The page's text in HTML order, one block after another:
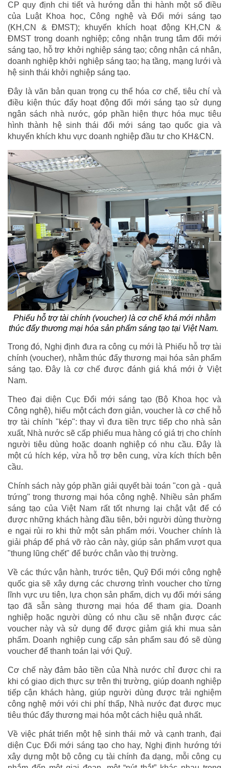
CP quy định chi tiết và hướng dẫn thi hành một số điều
của Luật Khoa học, Công nghệ và Đổi mới sáng tạo
(KH,CN & ĐMST); khuyến khích hoạt động KH,CN &
ĐMST trong doanh nghiệp; công nhận trung tâm đổi mới
sáng tạo, hỗ trợ khởi nghiệp sáng tạo; công nhận cá nhân,
doanh nghiệp khởi nghiệp sáng tạo; hạ tầng, mạng lưới và
hệ sinh thái khởi nghiệp sáng tạo.
Đây là văn bản quan trọng cụ thể hóa cơ chế, tiêu chí và
điều kiện thúc đẩy hoạt động đổi mới sáng tạo sử dụng
ngân sách nhà nước, góp phần hiện thực hóa mục tiêu
hình thành hệ sinh thái đổi mới sáng tạo quốc gia và
khuyến khích khu vực doanh nghiệp đầu tư cho KH&CN.
Phiếu hỗ trợ tài chính (voucher) là cơ chế khá mới nhằm
thúc đẩy thương mại hóa sản phẩm sáng tạo tại Việt Nam.
Trong đó, Nghị định đưa ra công cụ mới là Phiếu hỗ trợ tài
chính (voucher), nhằm thúc đẩy thương mại hóa sản phẩm
sáng tạo. Đây là cơ chế được đánh giá khá mới ở Việt
Nam.
Theo đại diện Cục Đổi mới sáng tạo (Bộ Khoa học và
Công nghệ), hiểu một cách đơn giản, voucher là cơ chế hỗ
trợ tài chính "kép": thay vì đưa tiền trực tiếp cho nhà sản
xuất, Nhà nước sẽ cấp phiếu mua hàng có giá trị cho chính
người tiêu dùng hoặc doanh nghiệp có nhu cầu. Đây là
một cú hích kép, vừa hỗ trợ bên cung, vừa kích thích bên
cầu.
Chính sách này góp phần giải quyết bài toán "con gà - quả
trứng" trong thương mại hóa công nghệ. Nhiều sản phẩm
sáng tạo của Việt Nam rất tốt nhưng lại chật vật để có
được những khách hàng đầu tiên, bởi người dùng thường
e ngại rủi ro khi thử một sản phẩm mới. Voucher chính là
giải pháp để phá vỡ rào cản này, giúp sản phẩm vượt qua
"thung lũng chết" để bước chân vào thị trường.
Về các thức vận hành, trước tiên, Quỹ Đổi mới công nghệ
quốc gia sẽ xây dựng các chương trình voucher cho từng
lĩnh vực ưu tiên, lựa chọn sản phẩm, dịch vụ đổi mới sáng
tạo đã sẵn sàng thương mại hóa để tham gia. Doanh
nghiệp hoặc người dùng có nhu cầu sẽ nhận được các
voucher này và sử dụng để được giảm giá khi mua sản
phẩm. Doanh nghiệp cung cấp sản phẩm sau đó sẽ dùng
voucher để thanh toán lại với Quỹ.
Cơ chế này đảm bảo tiền của Nhà nước chỉ được chi ra
khi có giao dịch thực sự trên thị trường, giúp doanh nghiệp
tiếp cận khách hàng, giúp người dùng được trải nghiệm
công nghệ mới với chi phí thấp, Nhà nước đạt được mục
tiêu thúc đẩy thương mại hóa một cách hiệu quả nhất.
Về việc phát triển một hệ sinh thái mở và cạnh tranh, đại
diện Cục Đổi mới sáng tạo cho hay, Nghị định hướng tới
xây dựng một bộ công cụ tài chính đa dạng, mỗi công cụ